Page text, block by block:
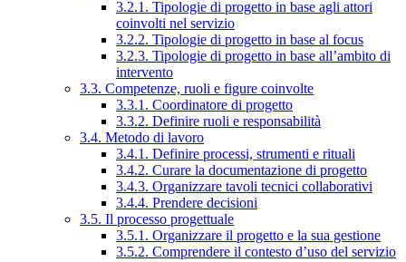
3.2.1. Tipologie di progetto in base agli attori
coinvolti nel servizio
3.2.2. Tipologie di progetto in base al focus
3.2.3. Tipologie di progetto in base all’ambito di
intervento
3.3. Competenze, ruoli e figure coinvolte
3.3.1. Coordinatore di progetto
3.3.2. Definire ruoli e responsabilità
3.4. Metodo di lavoro
3.4.1. Definire processi, strumenti e rituali
3.4.2. Curare la documentazione di progetto
3.4.3. Organizzare tavoli tecnici collaborativi
3.4.4. Prendere decisioni
3.5. Il processo progettuale
3.5.1. Organizzare il progetto e la sua gestione
3.5.2. Comprendere il contesto d’uso del servizio